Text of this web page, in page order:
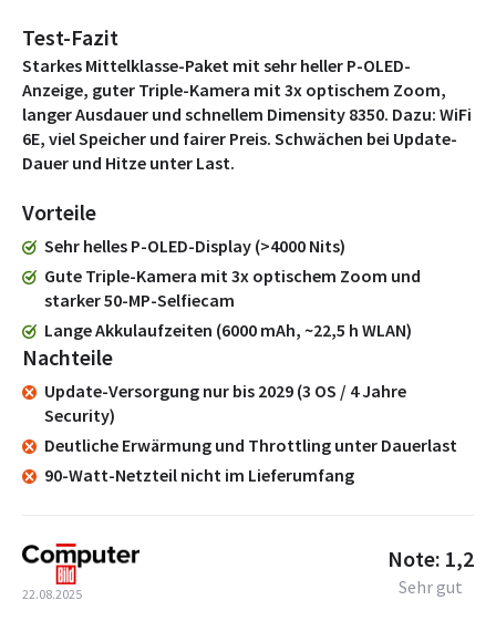
Test-Fazit
Starkes Mittelklasse-Paket mit sehr heller P-OLED-
Anzeige, guter Triple-Kamera mit 3x optischem Zoom,
langer Ausdauer und schnellem Dimensity 8350. Dazu: WiFi
6E, viel Speicher und fairer Preis. Schwächen bei Update-
Dauer und Hitze unter Last.
Vorteile
Sehr helles P-OLED-Display (>4000 Nits)
Gute Triple-Kamera mit 3x optischem Zoom und
starker 50-MP-Selfiecam
Lange Akkulaufzeiten (6000 mAh, ~22,5 h WLAN)
Nachteile
Update-Versorgung nur bis 2029 (3 OS / 4 Jahre
Security)
Deutliche Erwärmung und Throttling unter Dauerlast
90-Watt-Netzteil nicht im Lieferumfang
22.08.2025
Note: 1,2
Sehr gut